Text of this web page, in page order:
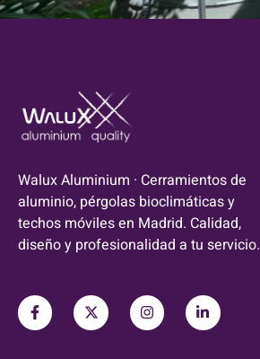
Walux Aluminium · Cerramientos de
aluminio, pérgolas bioclimáticas y
techos móviles en Madrid. Calidad,
diseño y profesionalidad a tu servicio.